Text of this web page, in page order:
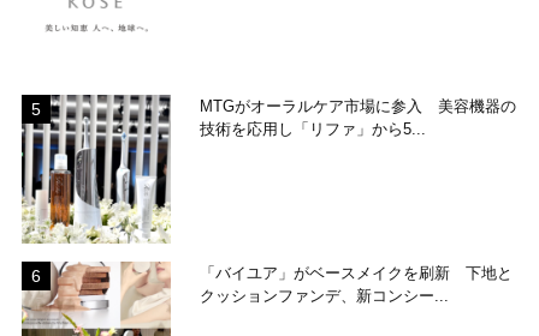
MTGがオーラルケア市場に参入 美容機器の
技術を応用し「リファ」から5...
「バイユア」がベースメイクを刷新 下地と
クッションファンデ、新コンシー...